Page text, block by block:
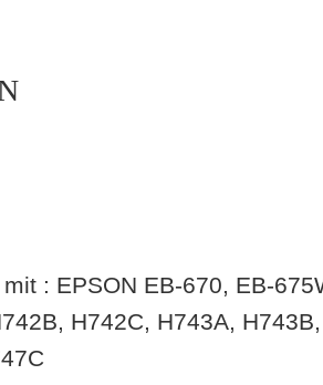
: EPSON EB-670, EB-
H742C, H743A,